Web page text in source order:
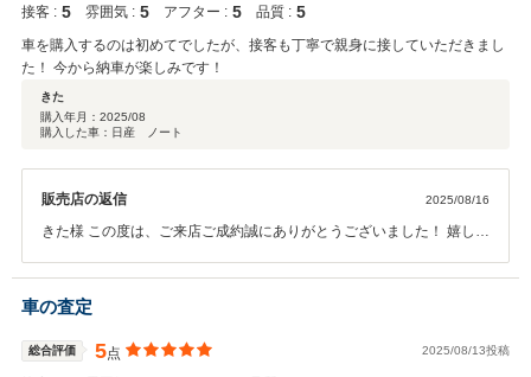
接客 : 5 雰囲気 : 5 アフター : 5 品質 : 5
車を購入するのは初めてでしたが、接客も丁寧で親身に接していただきまし
た！ 今から納車が楽しみです！
きた
購入年月： 2025/08
購入した車：日産 ノート
販売店の返信 2025/08/16
きた様 この度は、ご来店ご成約誠にありがとうございました！ 嬉しい
車させていただくの楽しみにしております！ 今後とも、宜しくお願い
致します。 ガリバー長岡店 松前
車の査定
総合評価 5点 2025/08/13投稿